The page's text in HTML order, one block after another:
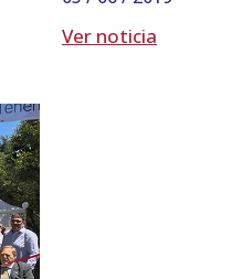
Ver noticia